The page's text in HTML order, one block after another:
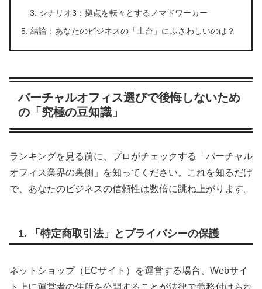
シナリオ3：拠点を転々とするノマドワーカー
結論：あなたのビジネスの「土台」にふさわしいのは？
バーチャルオフィス選びで後悔しないため
の「究極の豆知識」
ランキングを見る前に、プロがチェックする「バーチャル
オフィス業界の裏側」を知ってください。これを知るだけ
で、あなたのビジネスの信頼性は数倍に跳ね上がります。
1. 「特定商取引法」とプライバシーの保護
ネットショップ（ECサイト）を運営する場合、Webサイ
ト上に運営者の住所を公開することが法律で義務付けられ